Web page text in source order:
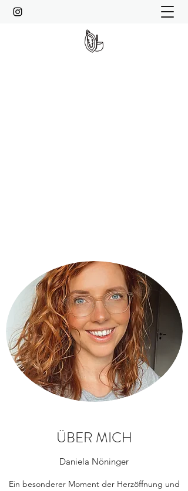
ÜBER MICH
Daniela Nöninger
Ein besonderer Moment der Herzöffnung und